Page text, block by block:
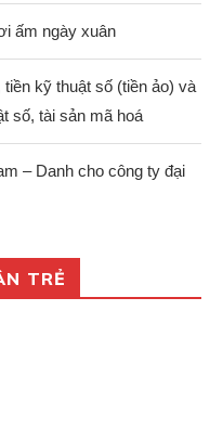
ấm ngày xuân
kỹ thuật số (tiền ảo) và
số, tài sản mã hoá
– Danh cho công ty đại
TRẺ